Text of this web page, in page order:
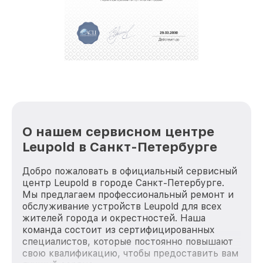
обеспечат доставку устройств в сервис в
За годы своей деятельности мы получали только
положительные отзывы и обрели отличную
стараемся каждый день делать наш сервис еще
О нашем сервисном центре
Leupold в Санкт-Петербурге
Добро пожаловать в официальный сервисный
центр Leupold в городе Санкт-Петербурге.
Мы предлагаем профессиональный ремонт и
обслуживание устройств Leupold для всех
жителей города и окрестностей. Наша
команда состоит из сертифицированных
специалистов, которые постоянно повышают
свою квалификацию, чтобы предоставить вам